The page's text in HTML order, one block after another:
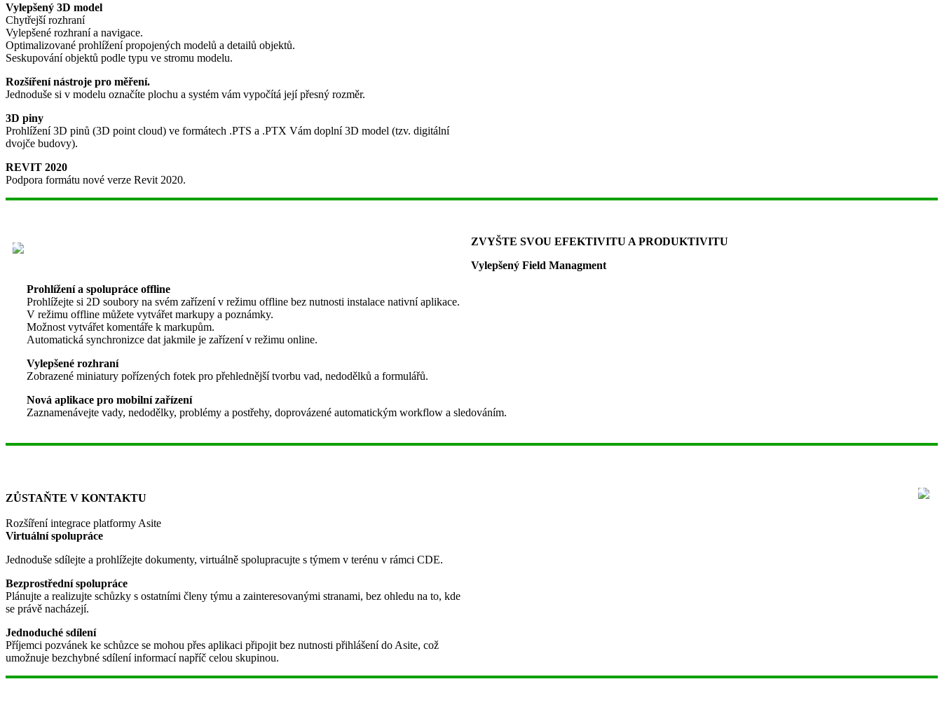
Vylepšený 3D model
Chytřejší rozhraní
Vylepšené rozhraní a navigace.
Optimalizované prohlížení propojených modelů a detailů objektů.
Seskupování objektů podle typu ve stromu modelu.
Rozšíření nástroje pro měření.
Jednoduše si v modelu označíte plochu a systém vám vypočítá její přesný rozměr.
3D piny
Prohlížení 3D pinů (3D point cloud) ve formátech .PTS a .PTX Vám doplní 3D model (tzv. digitální
dvojče budovy).
REVIT 2020
Podpora formátu nové verze Revit 2020.
ZVYŠTE SVOU EFEKTIVITU A PRODUKTIVITU
Vylepšený Field Managment
Prohlížení a spolupráce offline
Prohlížejte si 2D soubory na svém zařízení v režimu offline bez nutnosti instalace nativní aplikace.
V režimu offline můžete vytvářet markupy a poznámky.
Možnost vytvářet komentáře k markupům.
Automatická synchronizce dat jakmile je zařízení v režimu online.
Vylepšené rozhraní
Zobrazené miniatury pořízených fotek pro přehlednější tvorbu vad, nedodělků a formulářů.
Nová aplikace pro mobilní zařízení
Zaznamenávejte vady, nedodělky, problémy a postřehy, doprovázené automatickým workflow a sledováním.
ZŮSTAŇTE V KONTAKTU
Rozšíření integrace platformy Asite
Virtuální spolupráce
Jednoduše sdílejte a prohlížejte dokumenty, virtuálně spolupracujte s týmem v terénu v rámci CDE.
Bezprostřední spolupráce
Plánujte a realizujte schůzky s ostatními členy týmu a zainteresovanými stranami, bez ohledu na to, kde
se právě nacházejí.
Jednoduché sdílení
Příjemci pozvánek ke schůzce se mohou přes aplikaci připojit bez nutnosti přihlášení do Asite, což
umožnuje bezchybné sdílení informací napříč celou skupinou.